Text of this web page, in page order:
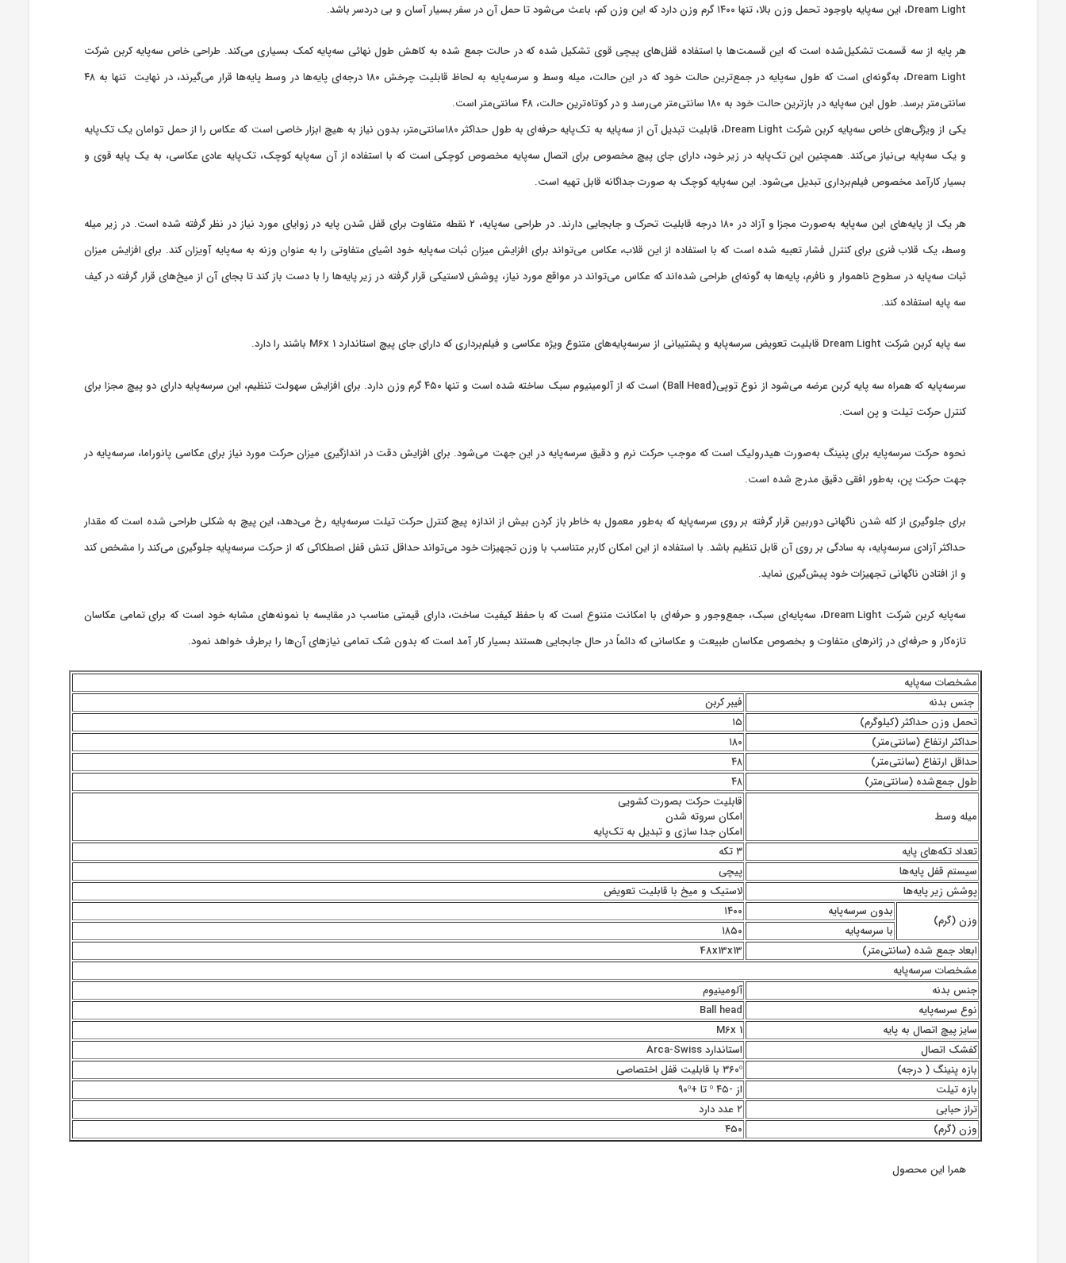
Dream Light، این سه‌پایه باوجود تحمل وزن بالا، تنها ۱۴۰۰ گرم وزن دارد که این وزن کم، باعث می‌شود تا حمل آن در سفر بسیار آسان و بی دردسر باشد.
هر پایه از سه قسمت تشکیل‌شده است که این قسمت‌ها با استفاده قفل‌های پیچی قوی تشکیل شده که در حالت جمع شده به کاهش طول نهائی سه‌پایه کمک بسیاری می‌کند. طراحی خاص سه‌پایه کربن شرکت
Dream Light، به‌گونه‌ای است که طول سه‌پایه در جمع‌ترین حالت خود که در این حالت، میله وسط و سرسه‌پایه به لحاظ قابلیت چرخش ۱۸۰ درجه‌ای پایه‌ها در وسط پایه‌ها قرار می‌گیرند، در نهایت تنها به ۴۸
سانتی‌متر برسد. طول این سه‌پایه در بازترین حالت خود به ۱۸۰ سانتی‌متر می‌رسد و در کوتاه‌ترین حالت، ۴۸ سانتی‌متر است.
یکی از ویژگی‌های خاص سه‌پایه کربن شرکت Dream Light، قابلیت تبدیل آن از سه‌پایه به تک‌پایه حرفه‌ای به طول حداکثر ۱۸۰سانتی‌متر، بدون نیاز به هیچ ابزار خاصی است که عکاس را از حمل توامان یک تک‌پایه
و یک سه‌پایه بی‌نیاز می‌کند. همچنین این تک‌پایه در زیر خود، دارای جای پیچ مخصوص برای اتصال سه‌پایه مخصوص کوچکی است که با استفاده از آن سه‌پایه کوچک، تک‌پایه عادی عکاسی، به یک ‌پایه قوی و
بسیار کارآمد مخصوص فیلم‌برداری تبدیل می‌شود. این سه‌پایه کوچک به صورت جداگانه قابل تهیه است.
هر یک از پایه‌های این سه‌پایه به‌صورت مجزا و آزاد در ۱۸۰ درجه قابلیت تحرک و جابجایی دارند. در طراحی سه‌پایه، ۲ نقطه متفاوت برای قفل شدن پایه در زوایای مورد نیاز در نظر گرفته شده است. در زیر میله
وسط، یک قلاب فنری برای کنترل فشار تعبیه شده است که با استفاده از این قلاب، عکاس می‌تواند برای افزایش میزان ثبات سه‌پایه خود اشیای متفاوتی را به عنوان وزنه به سه‌پایه آویزان کند. برای افزایش میزان
ثبات سه‌پایه در سطوح ناهموار و نافرم، پایه‌ها به گونه‌ای طراحی شده‌اند که عکاس می‌تواند در مواقع مورد نیاز، پوشش لاستیکی قرار گرفته در زیر پایه‌ها را با دست باز کند تا بجای آن از میخ‌های قرار گرفته در کیف
سه ‌پایه استفاده کند.
سه پایه کربن شرکت Dream Light قابلیت تعویض سرسه‌پایه و پشتیبانی از سرسه‌پایه‌های متنوع ویژه عکاسی و فیلم‌برداری که دارای جای پیچ استاندارد M6x 1 باشند را دارد.
سرسه‌پایه که همراه سه پایه کربن عرضه می‌شود از نوع توپی(Ball Head) است که از آلومینیوم سبک ساخته شده است و تنها ۴۵۰ گرم وزن دارد. برای افزایش سهولت تنظیم، این سرسه‌پایه دارای دو پیچ مجزا برای
کنترل حرکت تیلت و پن است.
نحوه حرکت سرسه‌پایه برای پنینگ به‌صورت هیدرولیک است که موجب حرکت نرم و دقیق سرسه‌پایه در این جهت می‌شود. برای افزایش دقت در انداز‌گیری میزان حرکت مورد نیاز برای عکاسی پانوراما، سرسه‌پایه در
جهت حرکت پن، به‌طور افقی دقیق مدرج شده است.
برای جلوگیری از کله شدن ناگهانی دوربین قرار گرفته بر روی سرسه‌پایه که به‌طور معمول به خاطر باز کردن بیش از اندازه پیچ کنترل حرکت تیلت سرسه‌پایه رخ می‌دهد، این پیچ به شکلی طراحی شده است که مقدار
حداکثر آزادی سرسه‌پایه، به سادگی بر روی آن قابل تنظیم باشد. با استفاده از این امکان کاربر متناسب با وزن تجهیزات خود می‌تواند حداقل تنش قفل اصطکاکی که از حرکت سرسه‌پایه جلوگیری می‌کند را مشخص کند
و از افتادن ناگهانی تجهیزات خود پیش‌گیری نماید.
سه‌پایه کربن شرکت Dream Light، سه‌پایه‌ای سبک، جمع‌وجور و حرفه‌ای با امکانت متنوع است که با حفظ کیفیت ساخت، دارای قیمتی مناسب در مقایسه با نمونه‌های مشابه خود است که برای تمامی عکاسان
تازه‌کار و حرفه‌ای در ژانرهای متفاوت و بخصوص عکاسان طبیعت و عکاسانی که دائماً در حال جابجایی هستند بسیار کار آمد است که بدون شک تمامی نیازهای آن‌ها را برطرف خواهد نمود.
مشخصات سه‌پایه
جنس بدنه
فیبر کربن
تحمل وزن حداکثر (کیلوگرم)
۱۵
حداکثر ارتفاع (سانتی‌متر)
۱۸۰
حداقل ارتفاع (سانتی‌متر)
۴۸
طول جمع‌شده (سانتی‌متر)
۴۸
میله وسط
قابلیت حرکت بصورت کشویی
امکان سروته شدن
امکان جدا سازی و تبدیل به تک‌پایه
تعداد تکه‌های پایه
۳ تکه
سیستم قفل پایه‌ها
پیچی
پوشش زیر پایه‌ها
لاستیک و میخ با قابلیت تعویض
وزن (گرم)
بدون سرسه‌پایه
۱۴۰۰
با سرسه‌پایه
۱۸۵۰
ابعاد جمع شده (سانتی‌متر)
48x13x13
مشخصات سرسه‌پایه
جنس بدنه
آلومینیوم
نوع سرسه‌پایه
Ball head
سایز پیچ اتصال به پایه
M6x 1
کفشک اتصال
استاندارد Arca-Swiss
بازه پنینگ ( درجه)
۳۶۰º با قابلیت قفل اختصاصی
بازه تیلت
از -۴۵ º تا +۹۰º
تراز حبابی
۲ عدد دارد
وزن (گرم)
۴۵۰
همرا این محصول